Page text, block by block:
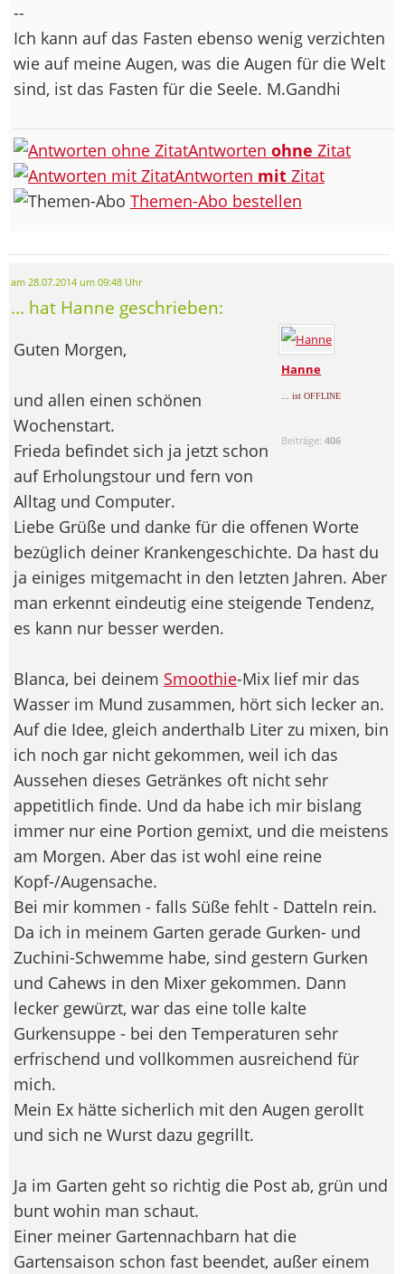
--
Ich kann auf das Fasten ebenso wenig verzichten
wie auf meine Augen, was die Augen für die Welt
sind, ist das Fasten für die Seele. M.Gandhi
Antworten ohne Zitat
Antworten mit Zitat
Themen-Abo bestellen
am 28.07.2014 um 09:48 Uhr
... hat Hanne geschrieben:
Hanne
... ist OFFLINE
Beiträge:406
Guten Morgen,
und allen einen schönen
Wochenstart.
Frieda befindet sich ja jetzt schon
auf Erholungstour und fern von
Alltag und Computer.
Liebe Grüße und danke für die offenen Worte
bezüglich deiner Krankengeschichte. Da hast du
ja einiges mitgemacht in den letzten Jahren. Aber
man erkennt eindeutig eine steigende Tendenz,
es kann nur besser werden.
Blanca, bei deinem Smoothie-Mix lief mir das
Wasser im Mund zusammen, hört sich lecker an.
Auf die Idee, gleich anderthalb Liter zu mixen, bin
ich noch gar nicht gekommen, weil ich das
Aussehen dieses Getränkes oft nicht sehr
appetitlich finde. Und da habe ich mir bislang
immer nur eine Portion gemixt, und die meistens
am Morgen. Aber das ist wohl eine reine
Kopf-/Augensache.
Bei mir kommen - falls Süße fehlt - Datteln rein.
Da ich in meinem Garten gerade Gurken- und
Zuchini-Schwemme habe, sind gestern Gurken
und Cahews in den Mixer gekommen. Dann
lecker gewürzt, war das eine tolle kalte
Gurkensuppe - bei den Temperaturen sehr
erfrischend und vollkommen ausreichend für
mich.
Mein Ex hätte sicherlich mit den Augen gerollt
und sich ne Wurst dazu gegrillt.
Ja im Garten geht so richtig die Post ab, grün und
bunt wohin man schaut.
Einer meiner Gartennachbarn hat die
Gartensaison schon fast beendet, außer einem